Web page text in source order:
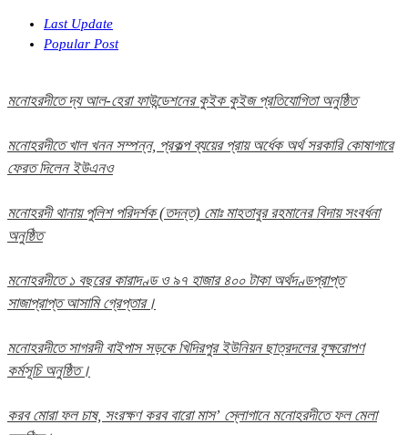
Last Update
Popular Post
মনোহরদীতে দ্য আল-হেরা ফাউন্ডেশনের কুইক কুইজ প্রতিযোগিতা অনুষ্ঠিত
মনোহরদীতে খাল খনন সম্পন্ন, প্রকল্প ব্যয়ের প্রায় অর্ধেক অর্থ সরকারি কোষাগারে
ফেরত দিলেন ইউএনও
মনোহরদী থানায় পুলিশ পরিদর্শক (তদন্ত) মোঃ মাহতাবুর রহমানের বিদায় সংবর্ধনা
অনুষ্ঠিত
মনোহরদীতে ১ বছরের কারাদণ্ড ও ৯৭ হাজার ৪০০ টাকা অর্থদণ্ডপ্রাপ্ত
সাজাপ্রাপ্ত আসামি গ্রেপ্তার।
মনোহরদীতে সাগরদী বাইপাস সড়কে খিদিরপুর ইউনিয়ন ছাত্রদলের বৃক্ষরোপণ
কর্মসূচি অনুষ্ঠিত।
করব মোরা ফল চাষ, সংরক্ষণ করব বারো মাস’ স্লোগানে মনোহরদীতে ফল মেলা